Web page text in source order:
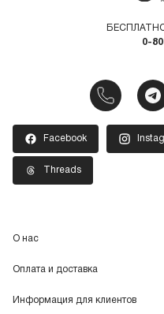
0-
Facebook
Threads
О нас
Оплата и доставка
Информация для клиентов